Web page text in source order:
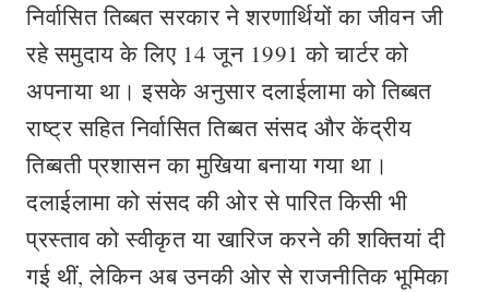
निर्वासित तिब्बत सरकार ने शरणार्थियों का जीवन जी
रहे समुदाय के लिए 14 जून 1991 को चार्टर को
अपनाया था। इसके अनुसार दलाईलामा को तिब्बत
राष्ट्र सहित निर्वासित तिब्बत संसद और केंद्रीय
तिब्बती प्रशासन का मुखिया बनाया गया था।
दलाईलामा को संसद की ओर से पारित किसी भी
प्रस्ताव को स्वीकृत या खारिज करने की शक्तियां दी
गई थीं, लेकिन अब उनकी ओर से राजनीतिक भूमिका